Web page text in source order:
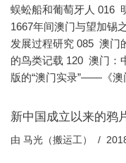
蜈蚣船和葡萄牙人 016
1667年间澳门与望加
发展过程研究 085 澳门
的鸟类记载 120 澳门：
版的“澳门实录”——《
新中国成立以来的鸦
由 马光（搬运工）